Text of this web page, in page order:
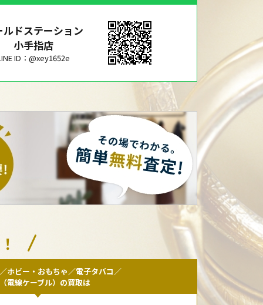
ルドステーション
小手指店
ID：@xey1652e
ホビー・おもちゃ／電子タバコ／
電線ケーブル）の買取は